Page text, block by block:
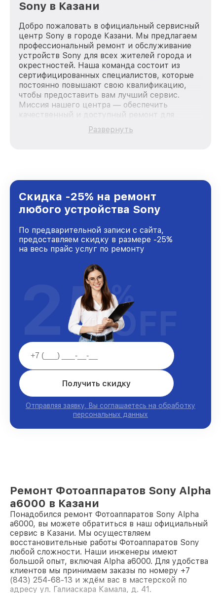
Sony в Казани
Добро пожаловать в официальный сервисный
центр Sony в городе Казани. Мы предлагаем
профессиональный ремонт и обслуживание
устройств Sony для всех жителей города и
окрестностей. Наша команда состоит из
сертифицированных специалистов, которые
постоянно повышают свою квалификацию,
чтобы предоставить вам лучший сервис.
Миссия нашего центра — обеспечить
качественный и доступный ремонт для
каждого пользователя продукции Sony, вне
зависимости от сложности поломки. Мы
и лояльности наших клиентов.
Развернуть
Скидка -25% на ремонт
любого устройства Sony
По предварительной записи с сайта,
предоставляем скидку в размере -25%
на весь прайс услуг по ремонту
Получить скидку
Отправляя заявку, Вы соглашаетесь на обработку
персональных данных
25%
OFF
Ремонт Фотоаппаратов Sony Alpha
a6000 в Казани
Понадобился ремонт Фотоаппаратов Sony Alpha
a6000, вы можете обратиться в наш официальный
сервис в Казани. Мы осуществляем
восстановительные работы Фотоаппаратов Sony
любой сложности. Наши инженеры имеют
большой опыт, включая Alpha a6000. Для удобства
клиентов мы принимаем заказы по номеру +7
(843) 254-68-13 и ждём вас в мастерской по
адресу ул. Галиаскара Камала, д. 41.